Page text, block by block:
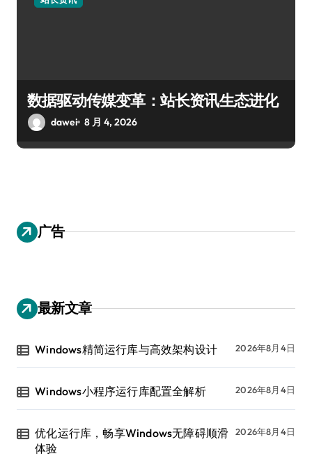
数据驱动传媒变革：站长资讯生态进化
dawei 8 月 4, 2026
广告
最新文章
Windows精简运行库与高效架构设计 2026年8月4日
Windows小程序运行库配置全解析 2026年8月4日
优化运行库，畅享Windows无障碍顺滑
体验
2026年8月4日